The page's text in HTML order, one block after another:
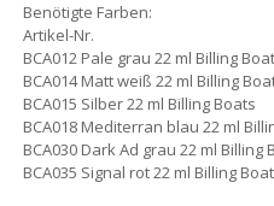
Benötigte Farben:
Artikel-Nr.
BCA012 Pale grau 22 ml Billing
BCA014 Matt weiß 22 ml Billing
BCA015 Silber 22 ml Billing Boats
BCA018 Mediterran blau 22 ml
BCA030 Dark Ad grau 22 ml Billing
BCA035 Signal rot 22 ml Billing